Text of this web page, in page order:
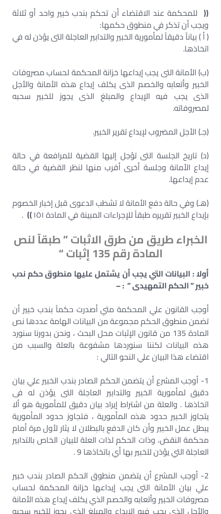
(( للمحكمة عند الاقتضاء أن تحكم بندب خبير واحد أو ثلاثة
ويجب أن تذكر في منطوق حكمها:
( أ ) بياناً دقيقاً لمأمورية الخبير والتدابير العاجلة التى يؤذن له في
اتخاذها.
(ب) الأمانة التى يجب إيداعها خزانة المحكمة لحساب مصروفات
الخبير وأتعابه والخصم الذى يكلف إيداع هذه الأمانة والأجل
الذى يجب فيه الإيداع والمبلغ الذى يجوز للخبير سحبه
لمصروفاته.
(جـ) الأجل المضروب لإيداع تقرير الخبير.
(د) تاريخ الجلسة التى تؤجل إليها القضية للمرافعة في حالة
إيداع الأمانة وجلسة أخرى أقرب منها لنظر القضية في حالة
عدم إيداعها.
(هـ) وفي حالة دفع الأمانة لا تشطب الدعوى قبل إخبار الخصوم
بإيداع الخبير تقريره طبقاً للإجراءات المبينة في المادة ١٥١
))
.
الخبراء طريق من طرق الاثبات ” طبقآ لنص
المادة رقم 135 إثبات “
أولا : البيانات التي يجب أن يشتمل عليها منطوق حكم ندب
خبير ” الحكم التمهيدى ” : –
أوجب القانون علي المحكمة متي أصدرت حكماً بندب خبير أن
تضمن منطوق الحكم مجموعة من البيانات الهامة عددها نص
المادة 135 من قانون الإثبات محل البحث ، ونحن بدورنا سنورد
هذه البيانات لكننا سنوردها مشفوعة بالعلة والسبب من
اقتضاء هذا البيان علي النحو التالي :
1- أوجب المشرع أن يتضمن الحكم الصادر بندب الخبير علي بيان
دقيق لمأمورية الخبير والتدابير العاجلة التى يؤذن له فى
اتخاذها . والعلة من اشتراط إيراد بيان دقيق للمأمورية هو ألا
يتجاوز الخبير حدود هذه المأمورية ، فتجاوز حدود المأمورية
يبطل عمل الخبير وأن كان الدفع بالبطلان لا يثار لأول مرة أمام
محكمة النقض، وذات الحكم لذات العلة للبيان الخاص بالتدابير
العاجلة التي يؤذن للخبير بها أي باتخاذها 9 .
2- أوجب المشرع أن يتضمن منطوق الحكم الصادر بندب خبير
علي بيان الأمانة التى يجب إيداعها خزانة المحكمة لحساب
مصروفات الخبير وأتعابه والخصم الذي يكلف إيداع هذه الأمانة
والأجل الذي يجب فيه الإيداع والمبلغ الذي يجوز للخبير سحبه